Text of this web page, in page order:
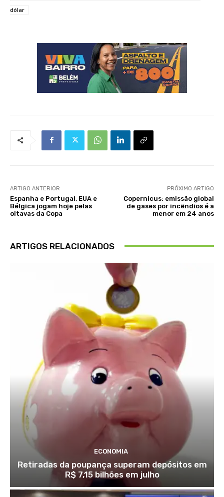
dólar
ARTIGO ANTERIOR
Espanha e Portugal, EUA e
Bélgica jogam hoje pelas
oitavas da Copa
PRÓXIMO ARTIGO
Copernicus: emissão global
de gases por incêndios é a
menor em 24 anos
ARTIGOS RELACIONADOS
ECONOMIA
Retiradas da poupança superam depósitos em
R$ 7,15 bilhões em julho